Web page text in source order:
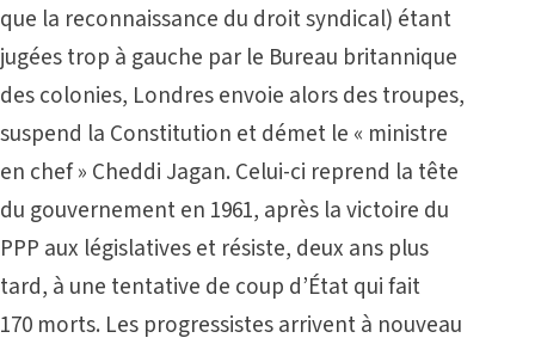
que la reconnaissance du droit syndical) étant
jugées trop à gauche par le Bureau britannique
des colonies, Londres envoie alors des troupes,
suspend la Constitution et démet le « ministre
en chef » Cheddi Jagan. Celui-ci reprend la tête
du gouvernement en 1961, après la victoire du
PPP aux législatives et résiste, deux ans plus
tard, à une tentative de coup d’État qui fait
170 morts. Les progressistes arrivent à nouveau